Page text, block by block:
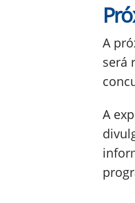
A
será
A